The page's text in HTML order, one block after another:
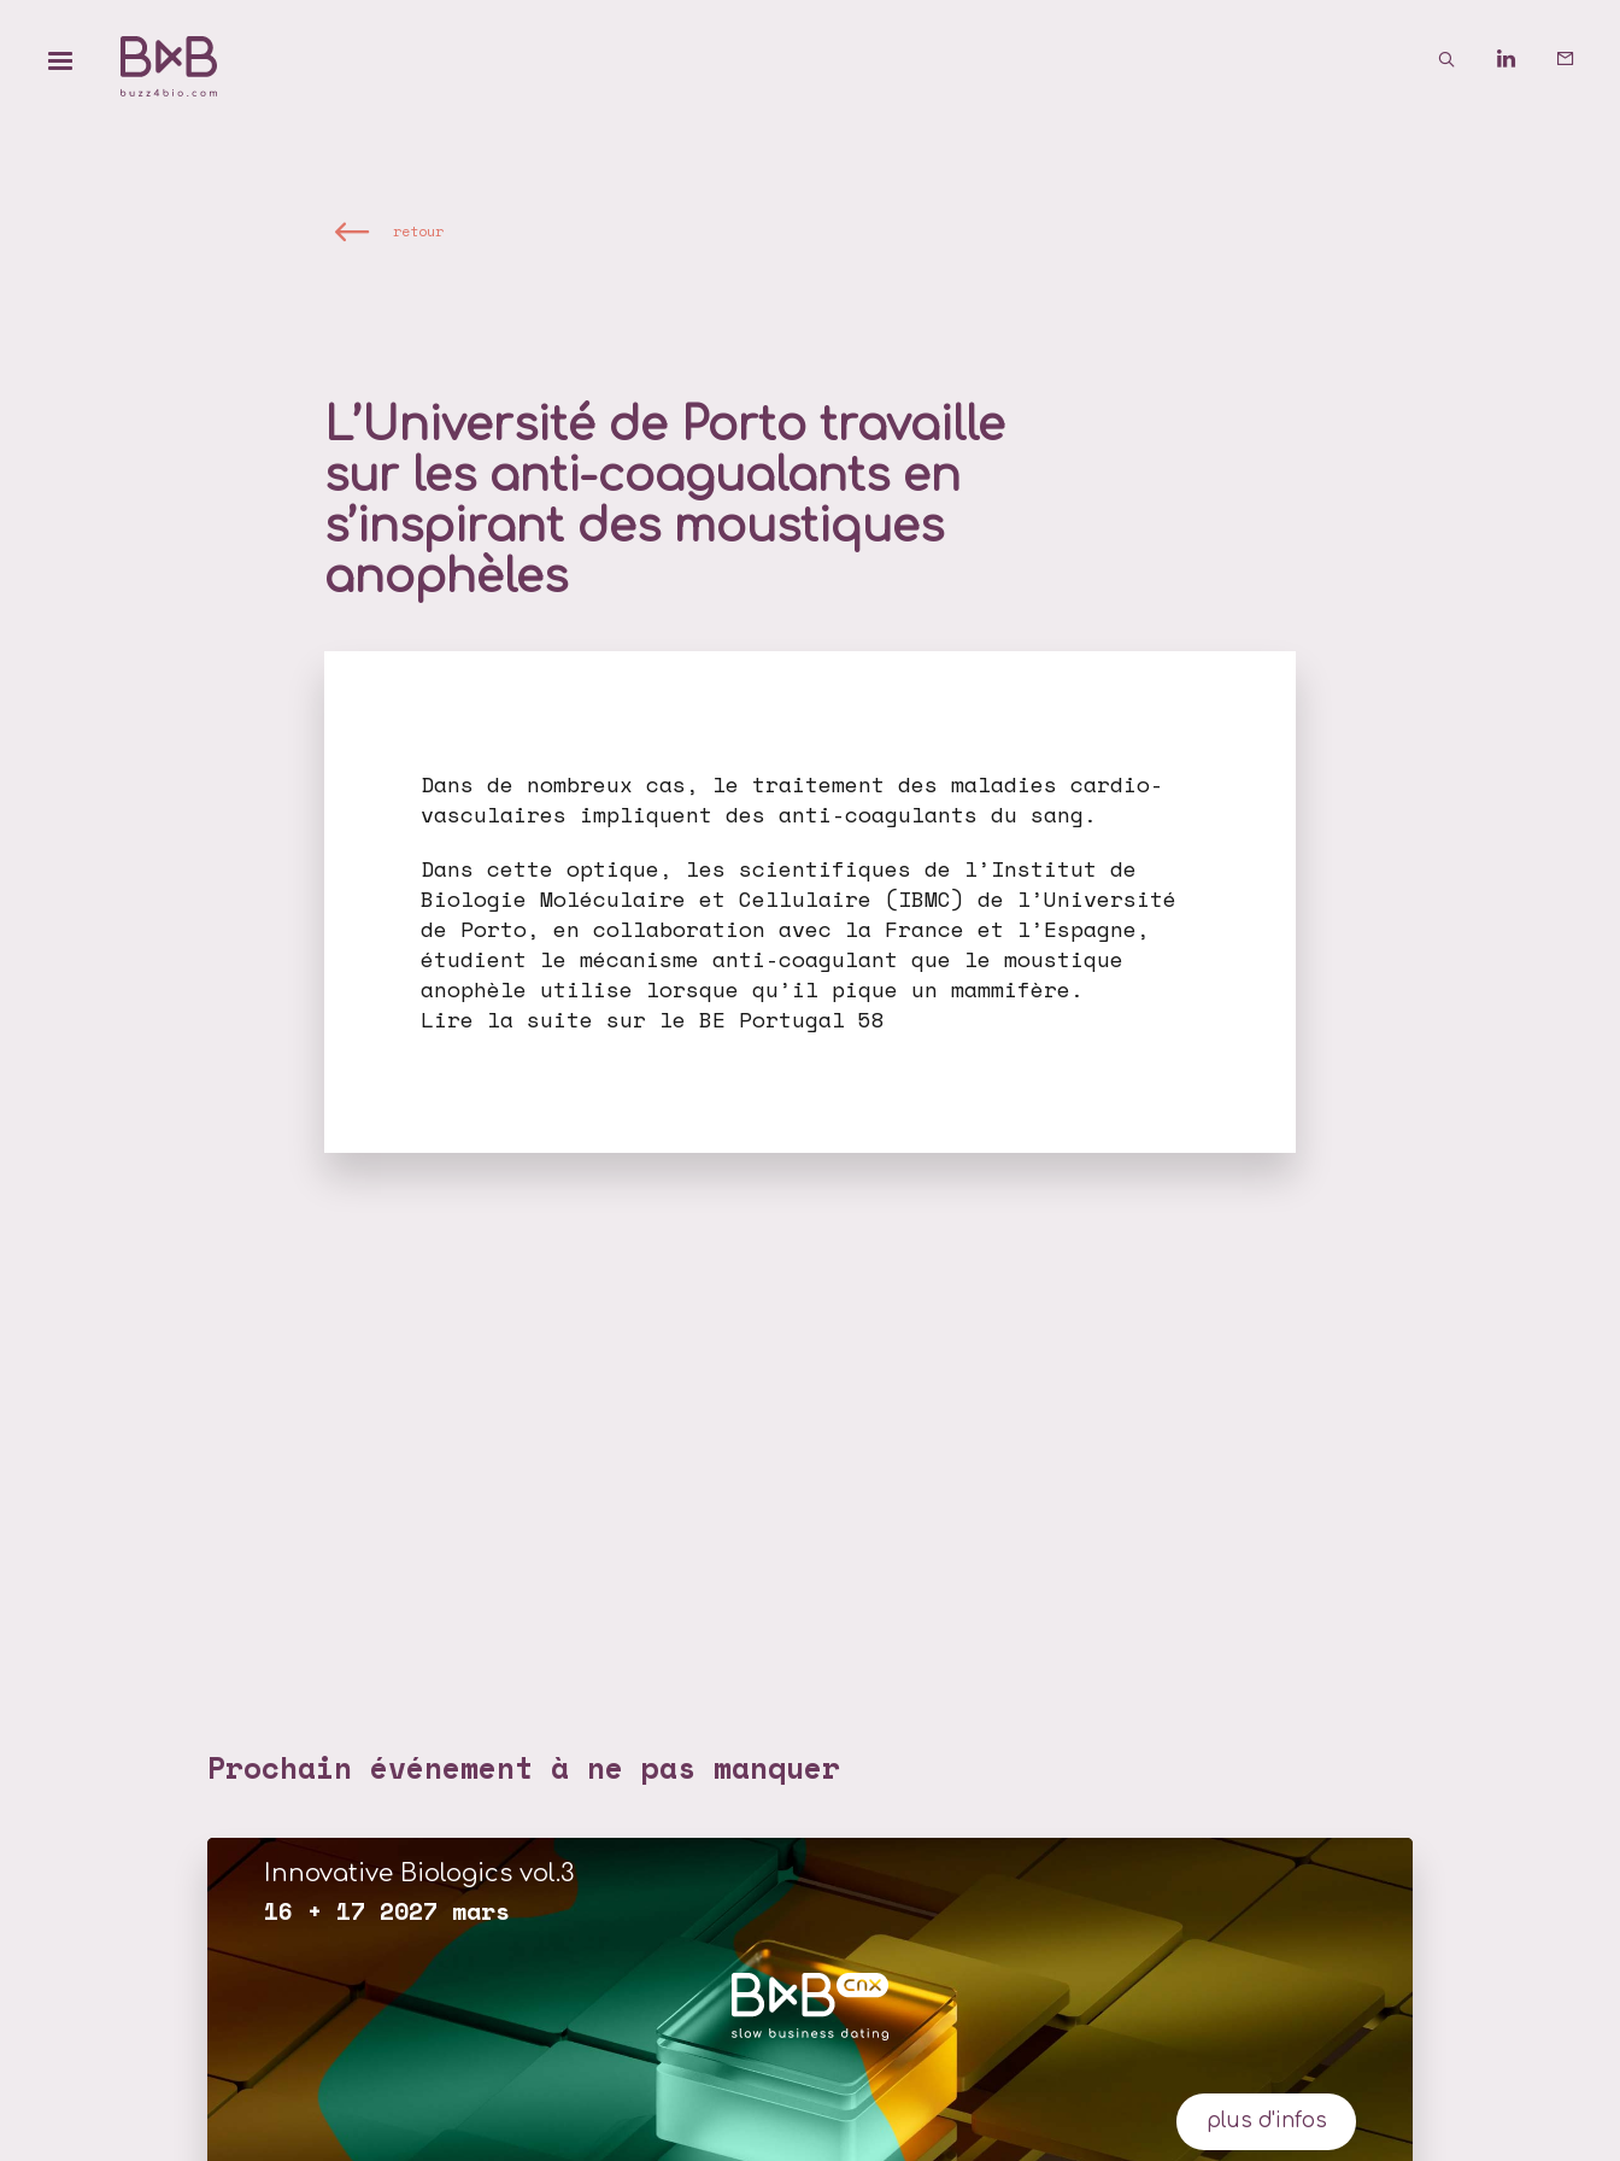
retour
L’Université de Porto travaille
sur les anti-coagualants en
s’inspirant des moustiques
anophèles
Dans de nombreux cas, le traitement des maladies cardio-
vasculaires impliquent des anti-coagulants du sang.
Dans cette optique, les scientifiques de l’Institut de
Biologie Moléculaire et Cellulaire (IBMC) de l’Université
de Porto, en collaboration avec la France et l’Espagne,
étudient le mécanisme anti-coagulant que le moustique
anophèle utilise lorsque qu’il pique un mammifère.
Lire la suite sur le BE Portugal 58
Prochain événement à ne pas manquer
Innovative Biologics vol.3
16 + 17 2027 mars
plus d'infos